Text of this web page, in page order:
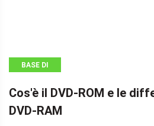
BASE DI
Cos'è il DVD-ROM e le
DVD-RAM